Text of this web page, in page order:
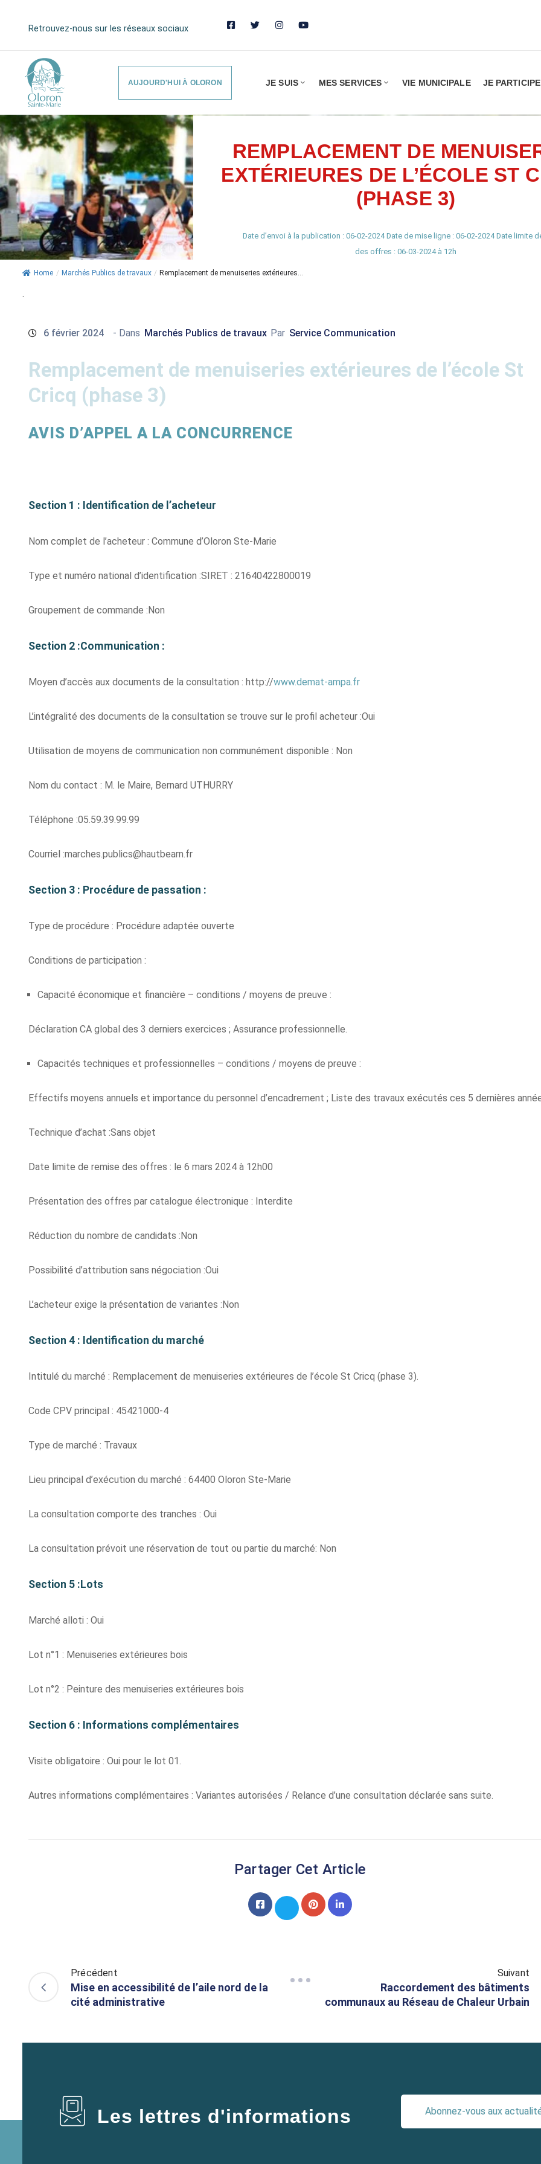
Retrouvez-nous sur les réseaux sociaux
AUJOURD'HUI À OLORON JE SUIS MES SERVICES VIE MUNICIPALE JE PARTICIPE
REMPLACEMENT DE
EXTÉRIEURES DE L’ÉCOLE ST
(PHASE 3)
Date d’envoi à la publication : 06-02-2024 Date de mise ligne : 06-02-2024 Date limite
des offres : 06-03-2024 à 12h
Home / Marchés Publics de travaux / Remplacement de menuiseries extérieures...
.
6 février 2024 - Dans Marchés Publics de travaux Par Service Communication
Remplacement de menuiseries extérieures de l’école St
Cricq (phase 3)
AVIS D’APPEL A LA CONCURRENCE
Section 1 : Identification de l’acheteur
Nom complet de l’acheteur : Commune d’Oloron Ste-Marie
Type et numéro national d’identification :SIRET : 21640422800019
Groupement de commande :Non
Section 2 :Communication :
Moyen d’accès aux documents de la consultation : http://www.demat-ampa.fr
L’intégralité des documents de la consultation se trouve sur le profil acheteur :Oui
Utilisation de moyens de communication non communément disponible : Non
Nom du contact : M. le Maire, Bernard UTHURRY
Téléphone :05.59.39.99.99
Courriel :marches.publics@hautbearn.fr
Section 3 : Procédure de passation :
Type de procédure : Procédure adaptée ouverte
Conditions de participation :
Capacité économique et financière – conditions / moyens de preuve :
Déclaration CA global des 3 derniers exercices ; Assurance professionnelle.
Capacités techniques et professionnelles – conditions / moyens de preuve :
Effectifs moyens annuels et importance du personnel d’encadrement ; Liste des travaux exécutés ces 5 dernières
Technique d’achat :Sans objet
Date limite de remise des offres : le 6 mars 2024 à 12h00
Présentation des offres par catalogue électronique : Interdite
Réduction du nombre de candidats :Non
Possibilité d’attribution sans négociation :Oui
L’acheteur exige la présentation de variantes :Non
Section 4 : Identification du marché
Intitulé du marché : Remplacement de menuiseries extérieures de l’école St Cricq (phase 3).
Code CPV principal : 45421000-4
Type de marché : Travaux
Lieu principal d’exécution du marché : 64400 Oloron Ste-Marie
La consultation comporte des tranches : Oui
La consultation prévoit une réservation de tout ou partie du marché: Non
Section 5 :Lots
Marché alloti : Oui
Lot n°1 : Menuiseries extérieures bois
Lot n°2 : Peinture des menuiseries extérieures bois
Section 6 : Informations complémentaires
Visite obligatoire : Oui pour le lot 01.
Autres informations complémentaires : Variantes autorisées / Relance d’une consultation déclarée sans suite.
Partager Cet Article
Précédent
Mise en accessibilité de l’aile nord de la
cité administrative
Suivant
Raccordement des bâtiments
communaux au Réseau de Chaleur Urbain
Les lettres d'informations Abonnez-vous aux